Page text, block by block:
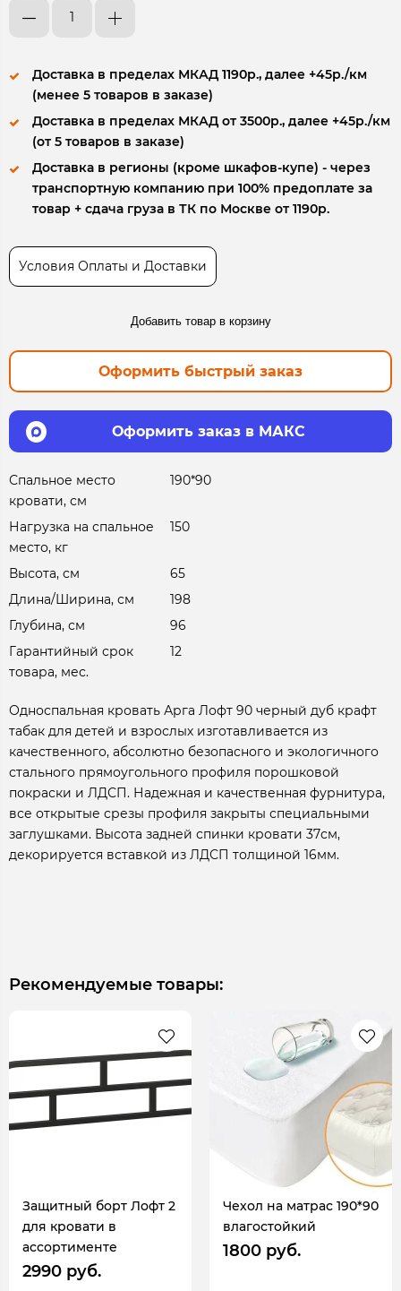
Доставка в пределах МКАД 1190р., далее +45р./км
(менее 5 товаров в заказе)
Доставка в пределах МКАД от 3500р., далее +45р./км
(от 5 товаров в заказе)
Доставка в регионы (кроме шкафов-купе) - через
транспортную компанию при 100% предоплате за
товар + сдача груза в ТК по Москве от 1190р.
Условия Оплаты и Доставки
Добавить товар в корзину
Оформить быстрый заказ
Оформить заказ в МАКС
Спальное место
кровати, см
190*90
Нагрузка на спальное
место, кг
150
Высота, см
65
Длина/Ширина, см
198
Глубина, см
96
Гарантийный срок
товара, мес.
12
Односпальная кровать Арга Лофт 90 черный дуб крафт
табак для детей и взрослых изготавливается из
качественного, абсолютно безопасного и экологичного
стального прямоугольного профиля порошковой
покраски и ЛДСП. Надежная и качественная фурнитура,
все открытые срезы профиля закрыты специальными
заглушками. Высота задней спинки кровати 37см,
декорируется вставкой из ЛДСП толщиной 16мм.
Рекомендуемые товары:
Защитный борт Лофт 2
для кровати в
ассортименте
2990 руб.
Чехол на матрас 190*90
влагостойкий
1800 руб.